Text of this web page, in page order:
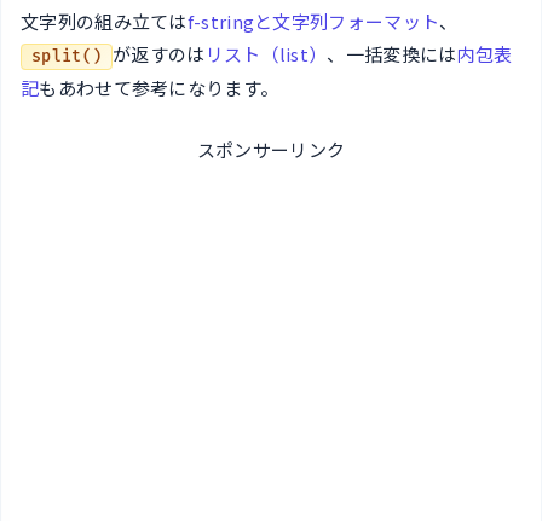
文字列の組み立てはf-stringと文字列フォーマット、
split() が返すのは リスト（list） 、一括変換には内包表
記もあわせて参考になります。
スポンサーリンク